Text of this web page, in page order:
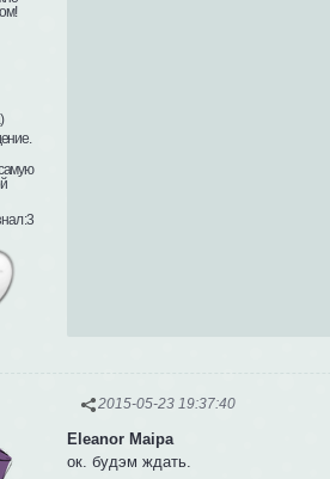
2015-05-23 19:37:40
Eleanor Maipa
ок. будэм ждать.